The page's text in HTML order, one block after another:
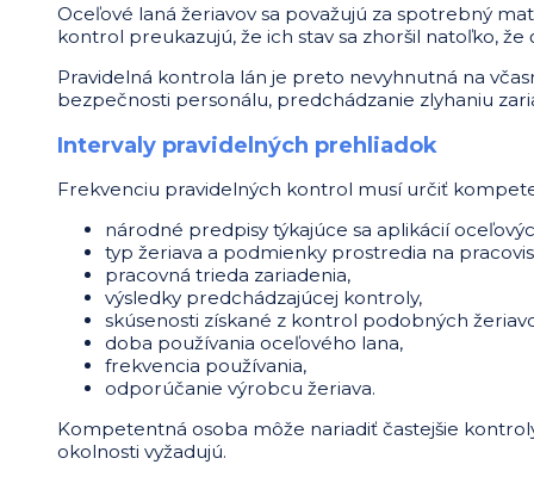
Oceľové laná žeriavov sa považujú za spotrebný
kontrol preukazujú, že ich stav sa zhoršil natoľko,
Pravidelná kontrola lán je preto nevyhnutná na
bezpečnosti personálu, predchádzanie zlyhaniu
Intervaly pravidelných prehliadok
Frekvenciu pravidelných kontrol musí určiť
národné predpisy týkajúce sa aplikácií
typ žeriava a podmienky prostredia na
pracovná trieda zariadenia,
výsledky predchádzajúcej kontroly,
skúsenosti získané z kontrol podobných
doba používania oceľového lana,
frekvencia používania,
odporúčanie výrobcu žeriava.
Kompetentná osoba môže nariadiť častejšie
okolnosti vyžadujú.